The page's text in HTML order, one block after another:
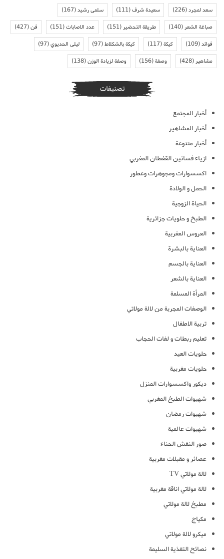
سعد لمجرد(226) سعيدة شرف(111) سلمى رشيد(167)
صباغة الشعر(140) طريقة التحضير(151) عدد الاصابات(151) فن(427)
فوائد(109) كيكة(117) كيكة بالشكلاط(97) ليلى الحديوي(97)
مشاهير(428) وصفة(156) وصفة لزيادة الوزن(138)
تصنيفات
أخبار المجتمع
أخبار المشاهير
أخبار متنوعة
ازياء فساتين القفطان المغربي
اكسسوارات ومجوهرات وعطور
الحمل و الولادة
الحياة الزوجية
الطبخ و حلويات جزائرية
العروس المغربية
العناية بالبشرة
العناية بالجسم
العناية بالشعر
المرأة المسلمة
الوصفات المجربة من لالة مولاتي
تربية الاطفال
تعليم ربطات و لفات الحجاب
حلويات العيد
حلويات مغربية
ديكور واكسسوارات المنزل
شهيوات الطبخ المغربي
شهيوات رمضان
شهيوات عالمية
صور النقش الحناء
عصائر و مقبلات مغربية
لالة مولاتي TV
لالة مولاتي اناقة مغربية
مطبخ لالة مولاتي
مكياج
ميكرو لالة مولاتي
نصائح التغذية السليمة